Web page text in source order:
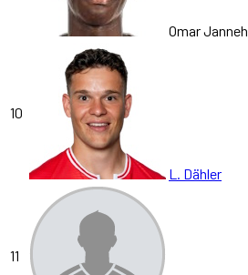
Omar Janneh
10
L. Dähler
11